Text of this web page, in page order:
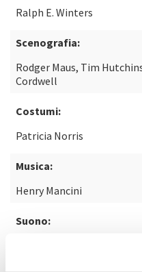
Ralph E. Winters
Scenografia:
Rodger Maus, Tim
Cordwell
Costumi:
Patricia Norris
Musica:
Henry Mancini
Suono: